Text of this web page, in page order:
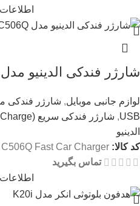
شارژر فندکی الدینیو مدل C506Q
لوازم جانبی موبایل, شارژر فندکی
USB
, شارژر فندکی سریع (Fast Charge)
الدینیو
کد کالا: C506Q Fast Car Charger
تماس بگیرید